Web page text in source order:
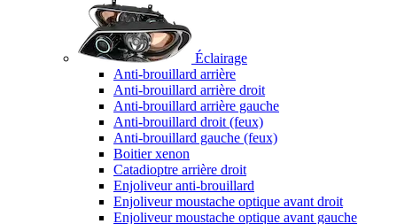
Éclairage
Anti-brouillard arrière
Anti-brouillard arrière droit
Anti-brouillard arrière gauche
Anti-brouillard droit (feux)
Anti-brouillard gauche (feux)
Boitier xenon
Catadioptre arrière droit
Enjoliveur anti-brouillard
Enjoliveur moustache optique avant droit
Enjoliveur moustache optique avant gauche